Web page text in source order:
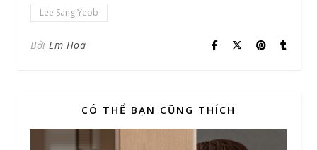
Lee Sang Yeob
Bởi Em Hoa
CÓ THỂ BẠN CŨNG THÍCH